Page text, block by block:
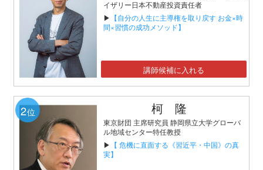
イザリー日本不動産投資責任者
▶ 【自分の人生に主導権を取り戻す お金×時
間×習慣の成功メソッド】
講師候補に入れる
2位 柯 隆
東京財団 主席研究員 静岡県立大学グローバ
ル地域センター特任教授
▶ 【 危機に直面する《習近平・中国》の真
実】